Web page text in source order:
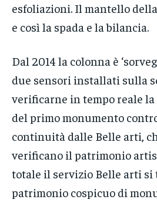
esfoliazioni. Il mantello
e così la spada e la bilancia.
Dal 2014 la colonna è
due sensori installati sulla
verificarne in tempo reale
del primo monumento
continuità dalle Belle arti,
verificano il patrimonio
totale il servizio Belle arti si
patrimonio cospicuo di